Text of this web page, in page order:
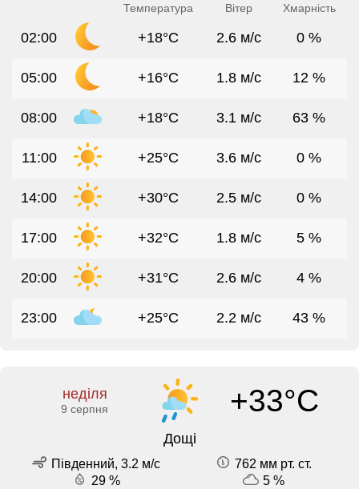
Температура Вітер Хмарність
02:00 +18°C 2.6 м/с 0 %
05:00 +16°C 1.8 м/с 12 %
08:00 +18°C 3.1 м/с 63 %
11:00 +25°C 3.6 м/с 0 %
14:00 +30°C 2.5 м/с 0 %
17:00 +32°C 1.8 м/с 5 %
20:00 +31°C 2.6 м/с 4 %
23:00 +25°C 2.2 м/с 43 %
неділя
9 серпня +33°C
Дощі
Південний, 3.2 м/с
762 мм рт. ст.
29 %
5 %